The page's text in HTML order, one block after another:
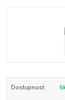
Dostupnost